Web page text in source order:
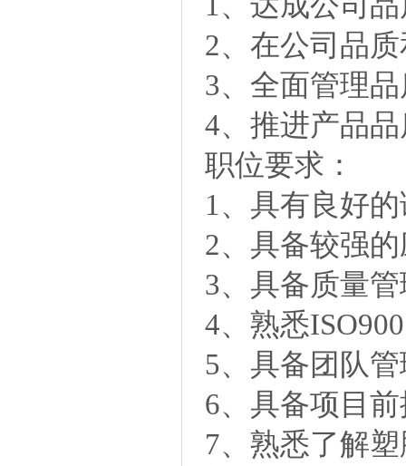
2、在公司品
3、全面管理
4、推进产品
职位要求：
1、具有良好
2、具备较强
3、具备质量
4、熟悉
5、具备团队
6、具备项目
7、熟悉了解